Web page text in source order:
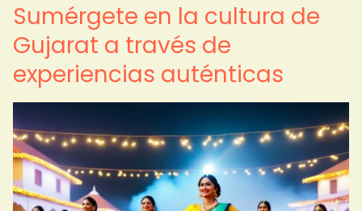
Sumérgete en la cultura de
Gujarat a través de
experiencias auténticas